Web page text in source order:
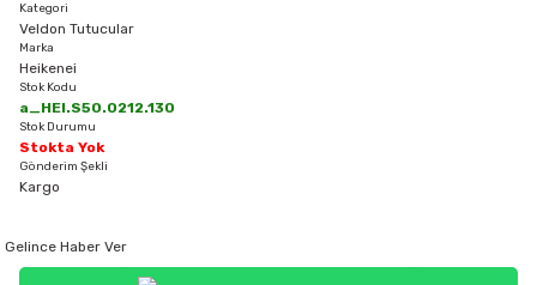
Kategori
Veldon Tutucular
Marka
Heikenei
Stok Kodu
a_HEI.S50.0212.130
Stok Durumu
Stokta Yok
Gönderim Şekli
Kargo
Gelince Haber Ver